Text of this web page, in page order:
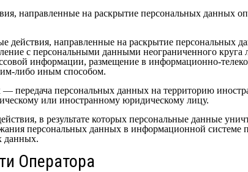
направленные на раскрытие персональных данных
направленные на раскрытие персональных
с персональными данными неограниченного круга
информации, размещение в информационно-
либо иным способом.
передача персональных данных на территорию
или иностранному юридическому лицу.
в результате которых персональные данные
персональных данных в информационной системе
данных.
Оператора